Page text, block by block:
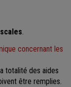
.
concernant les
totalité des aides
être remplies.